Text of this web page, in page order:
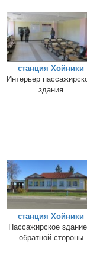
станция Хойники
Интерьер
здания
станция Хойники
Пассажирское
обратной стороны